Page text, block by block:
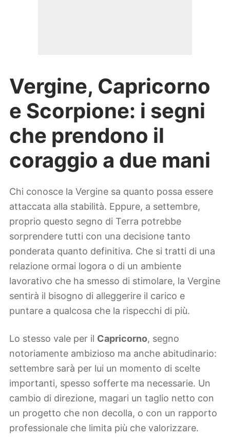
Vergine, Capricorno
e Scorpione: i segni
che prendono il
coraggio a due mani
Chi conosce la Vergine sa quanto possa essere
attaccata alla stabilità. Eppure, a settembre,
proprio questo segno di Terra potrebbe
sorprendere tutti con una decisione tanto
ponderata quanto definitiva. Che si tratti di una
relazione ormai logora o di un ambiente
lavorativo che ha smesso di stimolare, la Vergine
sentirà il bisogno di alleggerire il carico e
puntare a qualcosa che la rispecchi di più.
Lo stesso vale per il Capricorno, segno
notoriamente ambizioso ma anche abitudinario:
settembre sarà per lui un momento di scelte
importanti, spesso sofferte ma necessarie. Un
cambio di direzione, magari un taglio netto con
un progetto che non decolla, o con un rapporto
professionale che limita più che valorizzare.